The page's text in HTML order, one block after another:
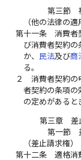
第三節
（他の法律の適
第十一条
消費者
び消費者契約
か、 民法及び商
る。
２
消費者契約の
者契約の条項の
の定めがあると
第三章 差
第一節
（差止請求権）
第十二条
適格消